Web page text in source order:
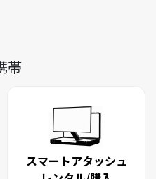
帯
スマートアタッシュ